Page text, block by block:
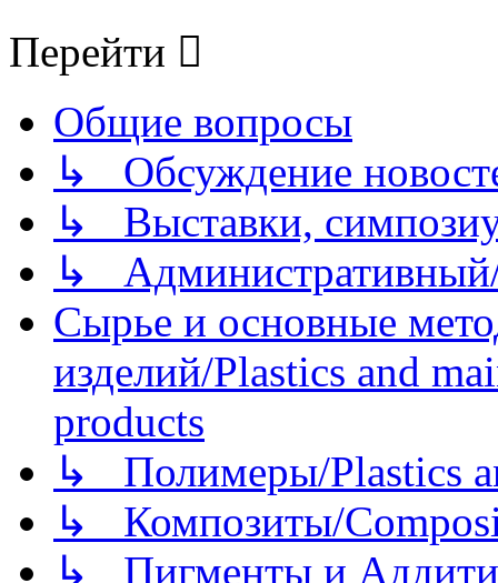
Перейти
Общие вопросы
↳ Обсуждение
↳ Выставки,
↳
Сырье и основные
изделий/Plastics and
products
↳ Полимеры/Plastics
↳ Композиты/
↳ Пигменты и